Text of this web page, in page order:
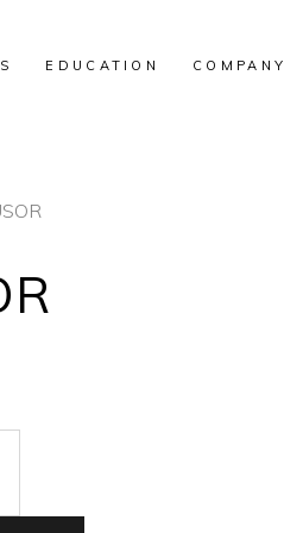
EDUCATION COMPANY